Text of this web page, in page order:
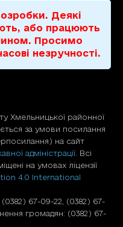
Деякі
або працюють
Просимо
незручності.
Хмельницької районної
за умови посилання
на сайт
адміністрації . Всі
на умовах ліцензії
4.0 International
67-09-22, (0382) 67-
громадян: (0382) 67-